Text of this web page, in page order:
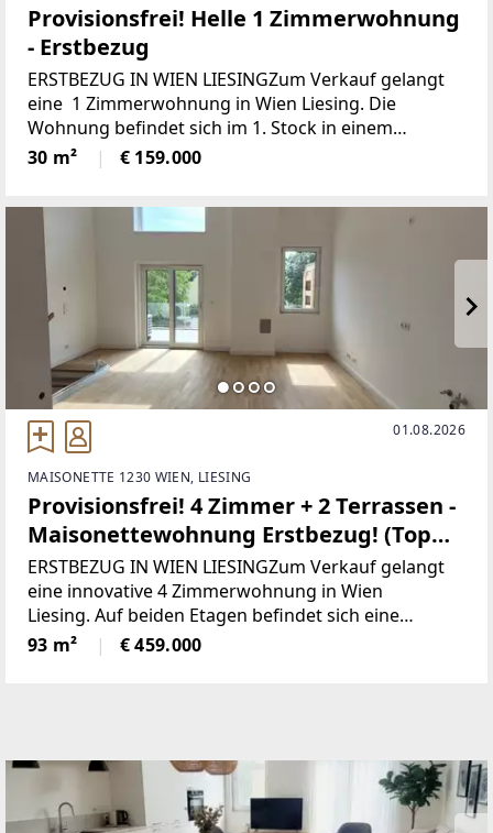
Provisionsfrei! Helle 1 Zimmerwohnung
- Erstbezug
ERSTBEZUG IN WIEN LIESINGZum Verkauf gelangt
eine 1 Zimmerwohnung in Wien Liesing. Die
Wohnung befindet sich im 1. Stock in einem
Kleinparteienhaus. -absolute Ruhe ist gegeben- Die
Wohnung ist 30m² groß
30 m² € 159.000
01.08.2026
MAISONETTE 1230 WIEN, LIESING
Provisionsfrei! 4 Zimmer + 2 Terrassen -
Maisonettewohnung Erstbezug! (Top
106)
ERSTBEZUG IN WIEN LIESINGZum Verkauf gelangt
eine innovative 4 Zimmerwohnung in Wien
Liesing. Auf beiden Etagen befindet sich eine
Terrasse. -absolute Ruhe ist gegeben- Die Wohnung
hat eine Nutzfläche von 93m²
93 m² € 459.000